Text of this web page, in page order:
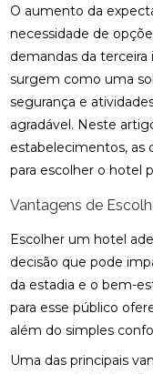
O aumento da
necessidade de
demandas da terceira
surgem como uma
segurança e
agradável. Neste
estabelecimentos, as
para escolher o hotel
Vantagens de
Escolher um hotel
decisão que pode
da estadia e o bem-
para esse público
além do simples
Uma das principais